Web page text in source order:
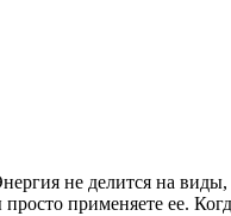
не делится на
применяете ее.